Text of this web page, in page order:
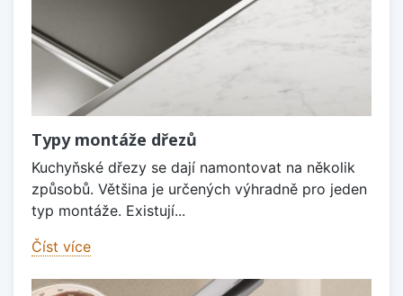
Typy montáže dřezů
Kuchyňské dřezy se dají namontovat na několik
způsobů. Většina je určených výhradně pro jeden
typ montáže. Existují...
Číst více